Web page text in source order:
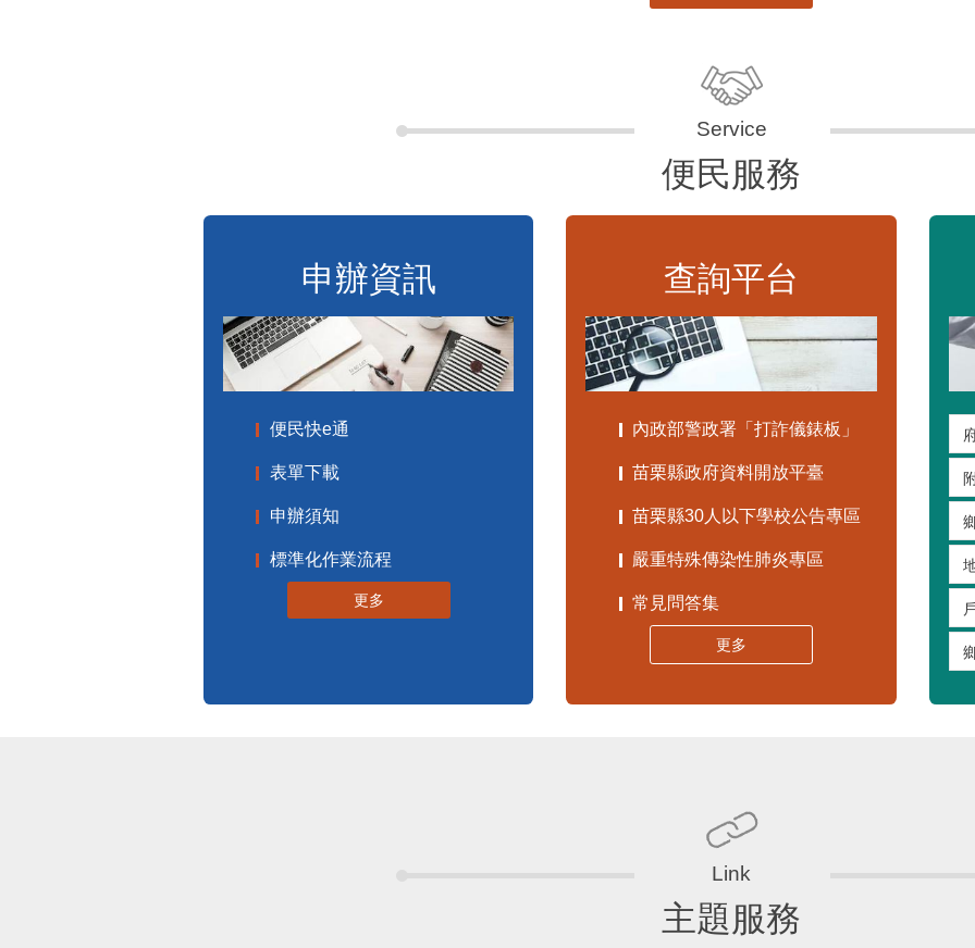
便民服務
申辦資訊
便民快e通
表單下載
申辦須知
標準化作業流程
更多
查詢平台
內政部警政署「打詐儀錶板」
苗栗縣政府資料開放平臺
苗栗縣30人以下學校公告專區
嚴重特殊傳染性肺炎專區
常見問答集
更多
主題服務